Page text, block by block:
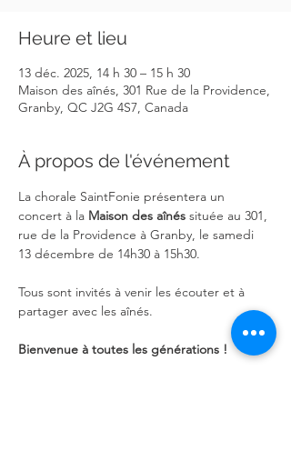
Heure et lieu
13 déc. 2025, 14 h 30 – 15 h 30
Maison des aînés, 301 Rue de la Providence,
Granby, QC J2G 4S7, Canada
À propos de l'événement
La chorale SaintFonie présentera un
concert à la Maison des aînés située au 301,
rue de la Providence à Granby, le samedi
13 décembre de 14h30 à 15h30.
Tous sont invités à venir les écouter et à
partager avec les aînés.
Bienvenue à toutes les générations !